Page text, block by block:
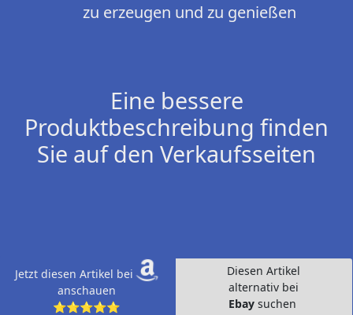
zu erzeugen und zu genießen
Eine bessere
Produktbeschreibung finden
Sie auf den Verkaufsseiten
Jetzt diesen Artikel bei
anschauen
⭐⭐⭐⭐⭐
Diesen Artikel
alternativ bei
Ebay suchen